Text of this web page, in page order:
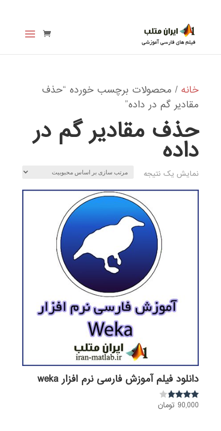
خانه / محصولات برچسب خورده “حذف
مقادیر گم در داده”
حذف مقادیر گم در
داده
نمایش یک نتیجه
دانلود فیلم آموزش فارسی نرم افزار weka
نمره
90,000 تومان